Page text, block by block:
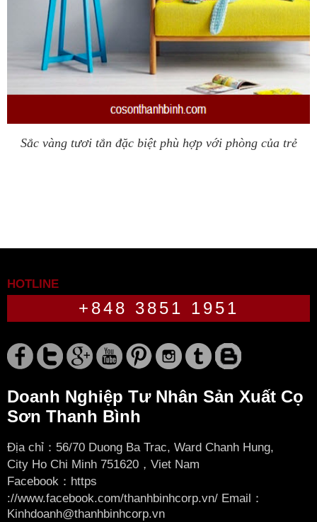
Sắc vàng tươi tắn đặc biệt phù hợp với phòng của trẻ
HOTLINE
+848 3851 1951
Doanh Nghiệp Tư Nhân Sản Xuất Cọ
Sơn Thanh Bình
Địa chỉ：56/70 Duong Ba Trac, Ward Chanh Hung,
City Ho Chi Minh 751620，Viet Nam
Facebook： https
://www.facebook.com/thanhbinhcorp.vn/ Email：
Kinhdoanh@thanhbinhcorp.vn